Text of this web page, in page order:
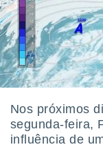
forma
digital
recolhidas
permite-
a nossa
Nos próximos
segunda-feira,
influência de